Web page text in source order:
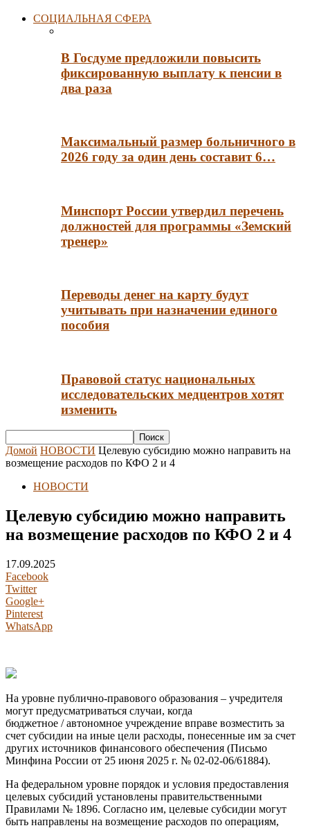
СОЦИАЛЬНАЯ СФЕРА
В Госдуме предложили повысить
фиксированную выплату к пенсии в
два раза
Максимальный размер больничного в
2026 году за один день составит 6…
Минспорт России утвердил перечень
должностей для программы «Земский
тренер»
Переводы денег на карту будут
учитывать при назначении единого
пособия
Правовой статус национальных
исследовательских медцентров хотят
изменить
Домой НОВОСТИ Целевую субсидию можно направить на
возмещение расходов по КФО 2 и 4
НОВОСТИ
Целевую субсидию можно направить
на возмещение расходов по КФО 2 и 4
17.09.2025
Facebook
Twitter
Google+
Pinterest
WhatsApp
На уровне публично-правового образования – учредителя
могут предусматриваться случаи, когда
бюджетное / автономное учреждение вправе возместить за
счет субсидии на иные цели расходы, понесенные им за счет
других источников финансового обеспечения (Письмо
Минфина России от 25 июня 2025 г. № 02-02-06/61884).
На федеральном уровне порядок и условия предоставления
целевых субсидий установлены правительственными
Правилами № 1896. Согласно им, целевые субсидии могут
быть направлены на возмещение расходов по операциям,